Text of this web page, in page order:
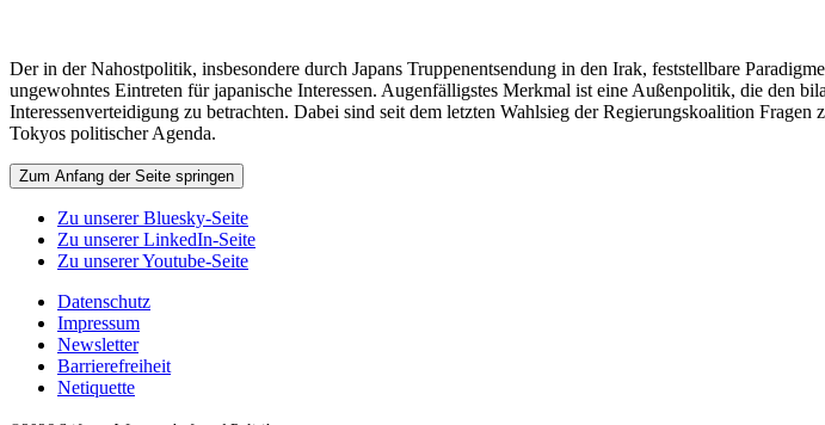
Der in der Nahostpolitik, insbesondere durch Japans Truppenentsendung in den Irak, feststellbare
ungewohntes Eintreten für japanische Interessen. Augenfälligstes Merkmal ist eine Außenpolitik, die den
Interessenverteidigung zu betrachten. Dabei sind seit dem letzten Wahlsieg der Regierungskoalition
Tokyos politischer Agenda.
Zum Anfang der Seite springen
Zu unserer Bluesky-Seite
Zu unserer LinkedIn-Seite
Zu unserer Youtube-Seite
Datenschutz
Impressum
Newsletter
Barrierefreiheit
Netiquette